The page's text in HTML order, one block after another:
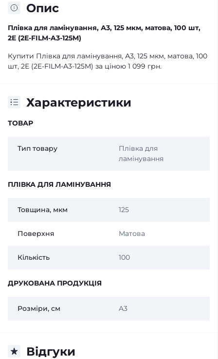
Опис
Плівка для ламінування, А3, 125 мкм, матова, 100 шт,
2E (2E-FILM-A3-125M)
Купити Плівка для ламінування, А3, 125 мкм, матова, 100
шт, 2E (2E-FILM-A3-125M) за ціною 1 099 грн.
Характеристики
ТОВАР
Тип товару
Плівка для
ламінування
ПЛІВКА ДЛЯ ЛАМІНУВАННЯ
Товщина, мкм 125
Поверхня Матова
Кількість 100
ДРУКОВАНА ПРОДУКЦІЯ
Розміри, см A3
Відгуки